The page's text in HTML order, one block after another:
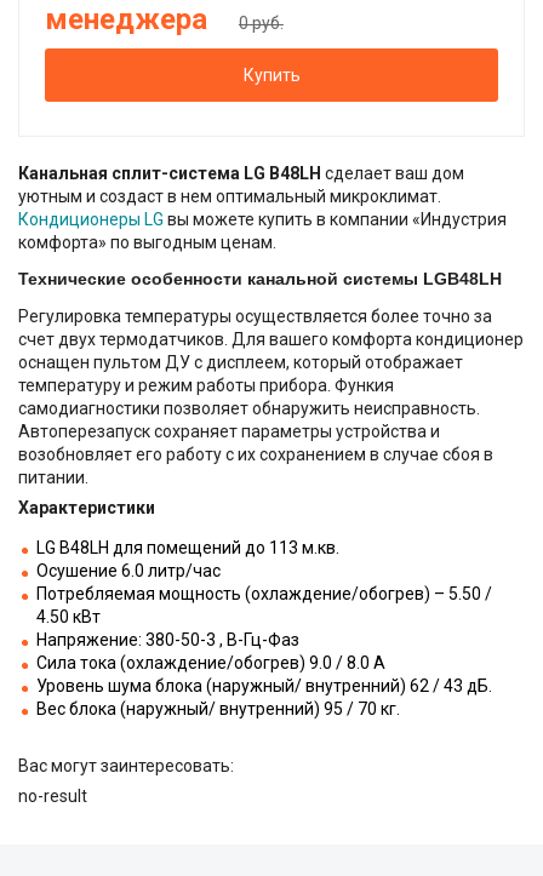
менеджера
0 руб.
Купить
Канальная сплит-система LG B48LH сделает ваш дом
уютным и создаст в нем оптимальный микроклимат.
Кондиционеры LG вы можете купить в компании «Индустрия
комфорта» по выгодным ценам.
Технические особенности канальной системы LGB48LH
Регулировка температуры осуществляется более точно за
счет двух термодатчиков. Для вашего комфорта кондиционер
оснащен пультом ДУ с дисплеем, который отображает
температуру и режим работы прибора. Функия
самодиагностики позволяет обнаружить неисправность.
Автоперезапуск сохраняет параметры устройства и
возобновляет его работу с их сохранением в случае сбоя в
питании.
Характеристики
LG B48LH для помещений до 113 м.кв.
Осушение 6.0 литр/час
Потребляемая мощность (охлаждение/обогрев) – 5.50 /
4.50 кВт
Напряжение: 380-50-3 , В-Гц-Фаз
Сила тока (охлаждение/обогрев) 9.0 / 8.0 A
Уровень шума блока (наружный/ внутренний) 62 / 43 дБ.
Вес блока (наружный/ внутренний) 95 / 70 кг.
Вас могут заинтересовать:
no-result